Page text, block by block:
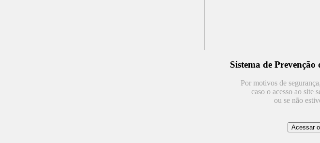
Sistema de
Por motivos de
caso o acesso ao site
ou se não